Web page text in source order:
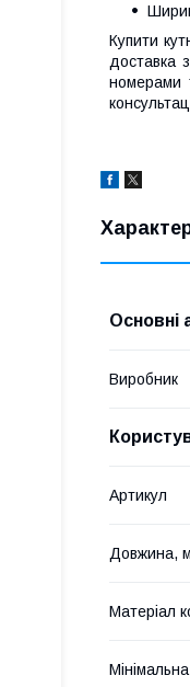
Купити
доставка
номерами
Основні
Виробник
Артикул
Довжина,
Матеріал